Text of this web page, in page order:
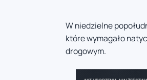
W niedzielne
które wymagało
drogowym.